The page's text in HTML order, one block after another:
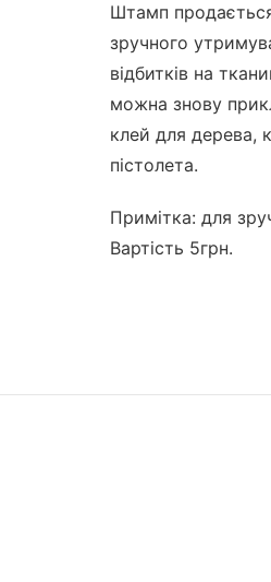
Штамп
зручного
відбитків на
можна знову
клей для дерева,
пістолета.
Примітка: для
Вартість 5грн.